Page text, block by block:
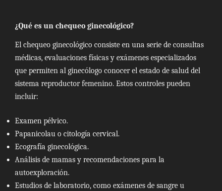
¿Qué es un chequeo ginecológico?
El chequeo ginecológico consiste en una serie de consultas
médicas, evaluaciones físicas y exámenes especializados
que permiten al ginecólogo conocer el estado de salud del
sistema reproductor femenino. Estos controles pueden
incluir:
Examen pélvico.
Papanicolau o citología cervical.
Ecografía ginecológica.
Análisis de mamas y recomendaciones para la
autoexploración.
Estudios de laboratorio, como exámenes de sangre u